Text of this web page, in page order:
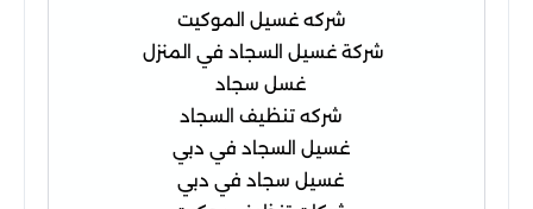
شركه غسيل الموكيت
شركة غسيل السجاد في المنزل
غسل سجاد
شركه تنظيف السجاد
غسيل السجاد في دبي
غسيل سجاد في دبي